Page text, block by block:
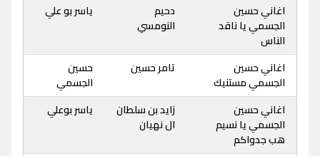
اغاني حسين
الجسمي يا ناقد
الناس
دحيم
النومسي
ياسر بو علي
اغاني حسين
الجسمي مستنيك
تامر حسين
حسين
الجسمي
اغاني حسين
الجسمي يا نسيم
هب جدواكم
زايد بن سلطان
ال نهيان
ياسر بوعلي